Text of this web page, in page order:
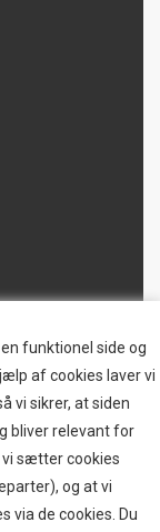
funktionel side og
af cookies laver vi
vi sikrer, at siden
bliver relevant for
vi sætter cookies
og at vi
via de cookies. Du